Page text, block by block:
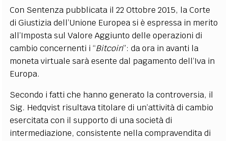
Con Sentenza pubblicata il 22 Ottobre 2015, la Corte
di Giustizia dell’Unione Europea si è espressa in merito
all’Imposta sul Valore Aggiunto delle operazioni di
cambio concernenti i “Bitcoin”: da ora in avanti la
moneta virtuale sarà esente dal pagamento dell’Iva in
Europa.
Secondo i fatti che hanno generato la controversia, il
Sig. Hedqvist risultava titolare di un’attività di cambio
esercitata con il supporto di una società di
intermediazione, consistente nella compravendita di